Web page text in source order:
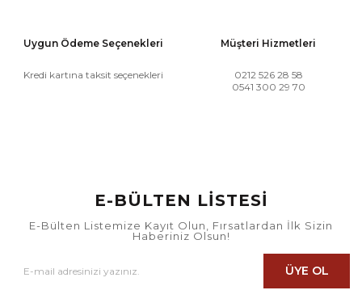
Uygun Ödeme Seçenekleri
Kredi kartına taksit seçenekleri
Müşteri Hizmetleri
0212 526 28 58
0541 300 29 70
E-BÜLTEN LİSTESİ
E-Bülten Listemize Kayıt Olun, Fırsatlardan İlk Sizin
Haberiniz Olsun!
ÜYE OL